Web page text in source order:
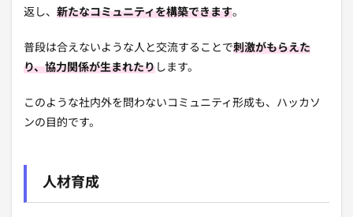
返し、 新たなコミュニティを構築できます。
普段は合えないような人と交流することで刺激がもらえた
り、協力関係が生まれたり します。
このような社内外を問わないコミュニティ形成も、ハッカソ
ンの目的です。
人材育成